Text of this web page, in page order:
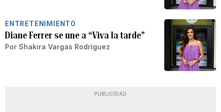
ENTRETENIMIENTO
Diane Ferrer se une a “Viva la tarde”
Por Shakira Vargas Rodríguez
PUBLICIDAD